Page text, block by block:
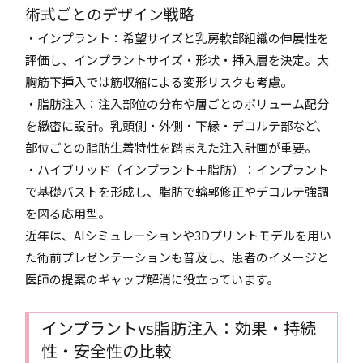
術式ごとのデザイン戦略
・インプラント：希望サイズと乳房軟部組織の伸展性を
評価し、インプラントサイズ・形状・挿入層を決定。大
胸筋下挿入では筋収縮による変形リスクも考慮。
・脂肪注入：注入部位の分布や層ごとのボリューム配分
を緻密に設計。乳頭側・外側・下縁・デコルテ部など、
部位ごとの脂肪生着特性を踏まえた注入計画が重要。
・ハイブリッド（インプラント＋脂肪）：インプラント
で基礎バストを形成し、脂肪で輪郭修正やデコルテ強調
を図る応用型。
近年は、AIシミュレーションや3Dプリントモデルを用い
た術前プレゼンテーションも普及し、患者のイメージと
医師の提案のギャップ解消に役立っています。
インプラントvs脂肪注入：効果・持続
性・安全性の比較